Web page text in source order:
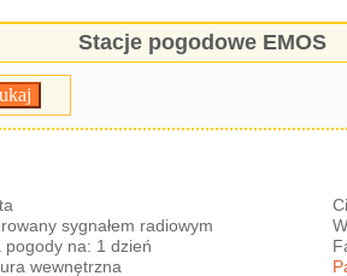
Stacje pogodowe EMOS
sygnałem radiowym
pogody na: 1 dzień
wewnętrzna